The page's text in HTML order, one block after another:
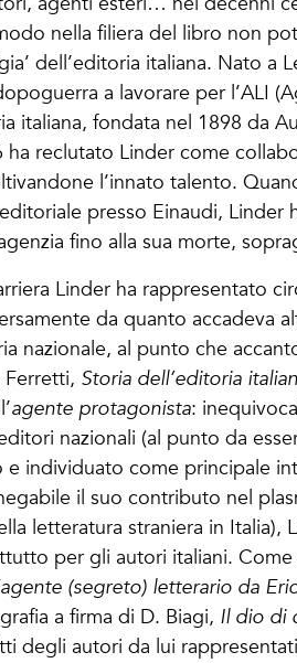
nella filiera del libro non
dell’editoria italiana. Nato a
a lavorare per l’ALI
italiana, fondata nel 1898 da
ha reclutato Linder come
l’innato talento.
presso Einaudi, Linder
fino alla sua morte,
Linder ha rappresentato
da quanto accadeva
nazionale, al punto che
Ferretti, Storia dell’editoria
agente protagonista:
nazionali (al punto da
individuato come principale
il suo contributo nel
letteratura straniera in
per gli autori italiani.
(segreto) letterario da
a firma di D. Biagi, Il dio di
degli autori da lui